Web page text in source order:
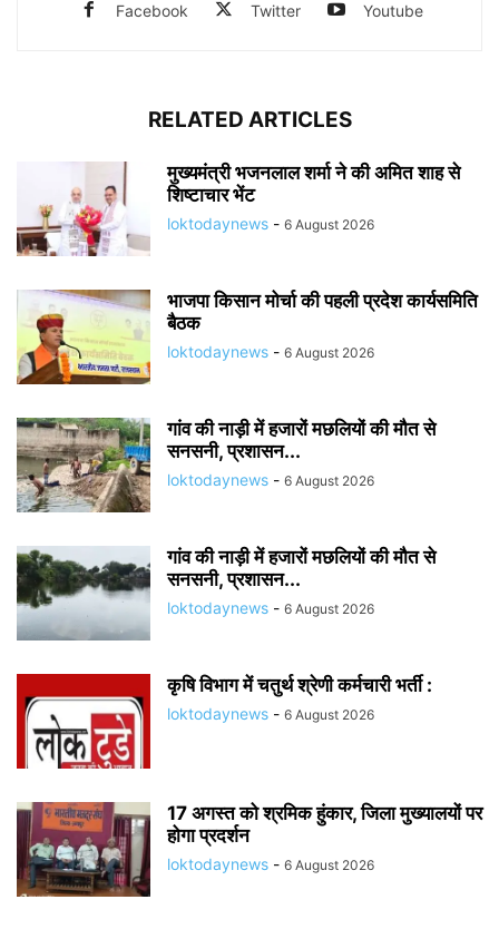
Facebook Twitter Youtube
RELATED ARTICLES
मुख्यमंत्री भजनलाल शर्मा ने की अमित शाह से
शिष्टाचार भेंट
loktodaynews - 6 August 2026
भाजपा किसान मोर्चा की पहली प्रदेश कार्यसमिति
बैठक
loktodaynews - 6 August 2026
गांव की नाड़ी में हजारों मछलियों की मौत से
सनसनी, प्रशासन...
loktodaynews - 6 August 2026
गांव की नाड़ी में हजारों मछलियों की मौत से
सनसनी, प्रशासन...
loktodaynews - 6 August 2026
कृषि विभाग में चतुर्थ श्रेणी कर्मचारी भर्ती :
loktodaynews - 6 August 2026
17 अगस्त को श्रमिक हुंकार, जिला मुख्यालयों पर
होगा प्रदर्शन
loktodaynews - 6 August 2026